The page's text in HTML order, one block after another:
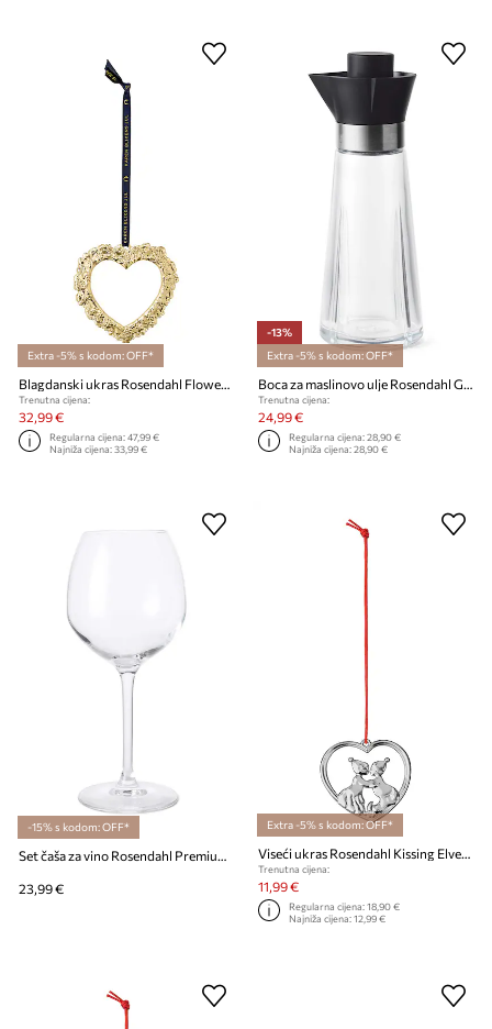
Extra -5% s kodom: OFF*
Blagdanski ukras Rosendahl Flower In lLayers
Trenutna cijena:
32,99 €
Regularna cijena:47,99 €
Najniža cijena:33,99 €
-13%
Extra -5% s kodom: OFF*
Boca za maslinovo ulje Rosendahl Grand Cru 200 ml
Trenutna cijena:
24,99 €
Regularna cijena:28,90 €
Najniža cijena:28,90 €
-15% s kodom: OFF*
Set čaša za vino Rosendahl Premium 540 ml 2-pack
23,99 €
Extra -5% s kodom: OFF*
Viseći ukras Rosendahl Kissing Elves 6,5 cm
Trenutna cijena:
11,99 €
Regularna cijena:18,90 €
Najniža cijena:12,99 €